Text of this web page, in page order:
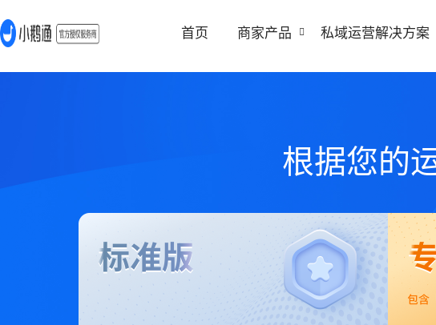
首页 商家产品 私域运营解决方案
根据您的